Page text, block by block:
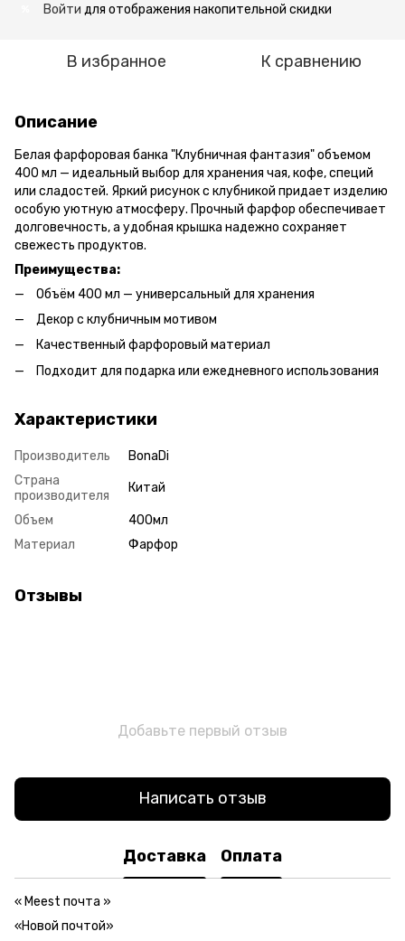
Войти для отображения накопительной скидки
В избранное К сравнению
Описание
Белая фарфоровая банка "Клубничная фантазия" объемом
400 мл — идеальный выбор для хранения чая, кофе, специй
или сладостей. Яркий рисунок с клубникой придает изделию
особую уютную атмосферу. Прочный фарфор обеспечивает
долговечность, а удобная крышка надежно сохраняет
свежесть продуктов.
Преимущества:
Объём 400 мл — универсальный для хранения
Декор с клубничным мотивом
Качественный фарфоровый материал
Подходит для подарка или ежедневного использования
Характеристики
Производитель
BonaDi
Страна
производителя
Китай
Объем
400мл
Материал
Фарфор
Отзывы
Добавьте первый отзыв
Написать отзыв
Доставка Оплата
« Meest почта »
«Новой почтой»